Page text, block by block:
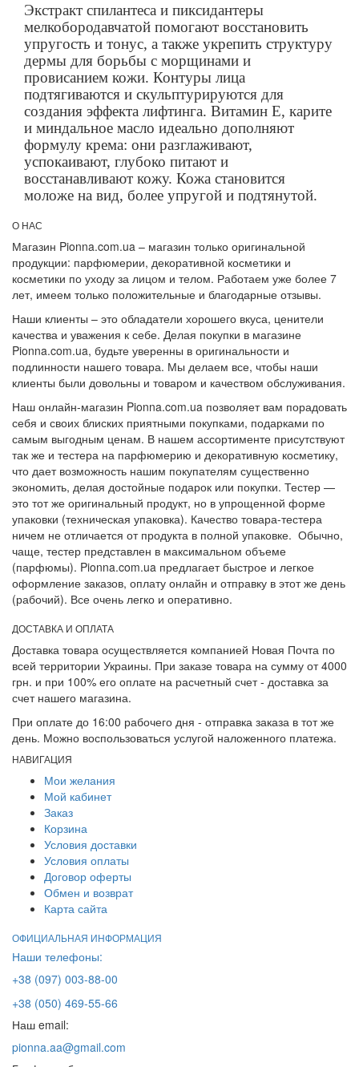
Экстракт спилантеса и пиксидантеры
мелкобородавчатой помогают восстановить
упругость и тонус, а также укрепить структуру
дермы для борьбы с морщинами и
провисанием кожи. Контуры лица
подтягиваются и скульптурируются для
создания эффекта лифтинга. Витамин E, карите
и миндальное масло идеально дополняют
формулу крема: они разглаживают,
успокаивают, глубоко питают и
восстанавливают кожу. Кожа становится
моложе на вид, более упругой и подтянутой.
О НАС
Магазин Pionna.com.ua – магазин только оригинальной
продукции: парфюмерии, декоративной косметики и
косметики по уходу за лицом и телом. Работаем уже более 7
лет, имеем только положительные и благодарные отзывы.
Наши клиенты – это обладатели хорошего вкуса, ценители
качества и уважения к себе. Делая покупки в магазине
Pionna.com.ua, будьте уверенны в оригинальности и
подлинности нашего товара. Мы делаем все, чтобы наши
клиенты были довольны и товаром и качеством обслуживания.
Наш онлайн-магазин Pionna.com.ua позволяет вам порадовать
себя и своих блиских приятными покупками, подарками по
самым выгодным ценам. В нашем ассортименте присутствуют
так же и тестера на парфюмерию и декоративную косметику,
что дает возможность нашим покупателям существенно
экономить, делая достойные подарок или покупки. Тестер —
это тот же оригинальный продукт, но в упрощенной форме
упаковки (техническая упаковка). Качество товара-тестера
ничем не отличается от продукта в полной упаковке. Обычно,
чаще, тестер представлен в максимальном объеме
(парфюмы). Pionna.com.ua предлагает быстрое и легкое
оформление заказов, оплату онлайн и отправку в этот же день
(рабочий). Все очень легко и оперативно.
ДОСТАВКА И ОПЛАТА
Доставка товара осуществляется компанией Новая Почта по
всей территории Украины. При заказе товара на сумму от 4000
грн. и при 100% его оплате на расчетный счет - доставка за
счет нашего магазина.
При оплате до 16:00 рабочего дня - отправка заказа в тот же
день. Можно воспользоваться услугой наложенного платежа.
НАВИГАЦИЯ
Мои желания
Мой кабинет
Заказ
Корзина
Условия доставки
Условия оплаты
Договор оферты
Обмен и возврат
Карта сайта
ОФИЦИАЛЬНАЯ ИНФОРМАЦИЯ
Наши телефоны:
+38 (097) 003-88-00
+38 (050) 469-55-66
Наш email:
pionna.aa@gmail.com